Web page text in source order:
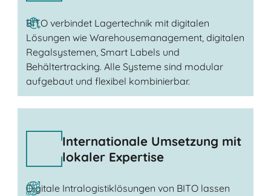
BITO verbindet Lagertechnik mit digitalen
Lösungen wie Warehousemanagement, digitalen
Regalsystemen, Smart Labels und
Behältertracking. Alle Systeme sind modular
aufgebaut und flexibel kombinierbar.
Internationale Umsetzung mit
lokaler Expertise
Digitale Intralogistiklösungen von BITO lassen